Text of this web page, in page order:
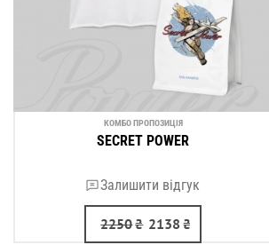
КОМБО ПРОПОЗИЦІЯ
SECRET POWER
Залишити відгук
2250₴ 2138 ₴